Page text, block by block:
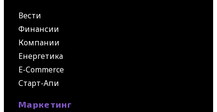
Вести
Финансии
Компании
Енергетика
E-Commerce
Старт-Апи
Маркетинг